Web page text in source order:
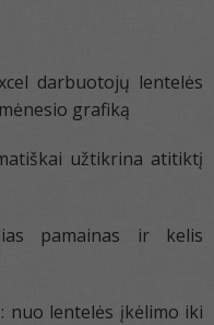
darbuotojų lentelės
grafiką
užtikrina atitiktį
pamainas ir kelis
nuo lentelės įkėlimo iki